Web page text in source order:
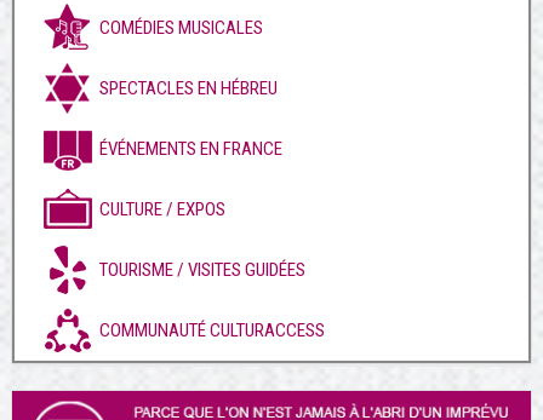
COMÉDIES MUSICALES
SPECTACLES EN HÉBREU
ÉVÉNEMENTS EN FRANCE
CULTURE / EXPOS
TOURISME / VISITES GUIDÉES
COMMUNAUTÉ CULTURACCESS